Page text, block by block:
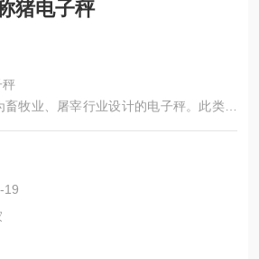
猪电子秤
秤
牧业、屠宰行业设计的电子秤。此类型
构秤台，配用四只高精度剪切梁式称重传
特别适用称量各种活牲畜。
19